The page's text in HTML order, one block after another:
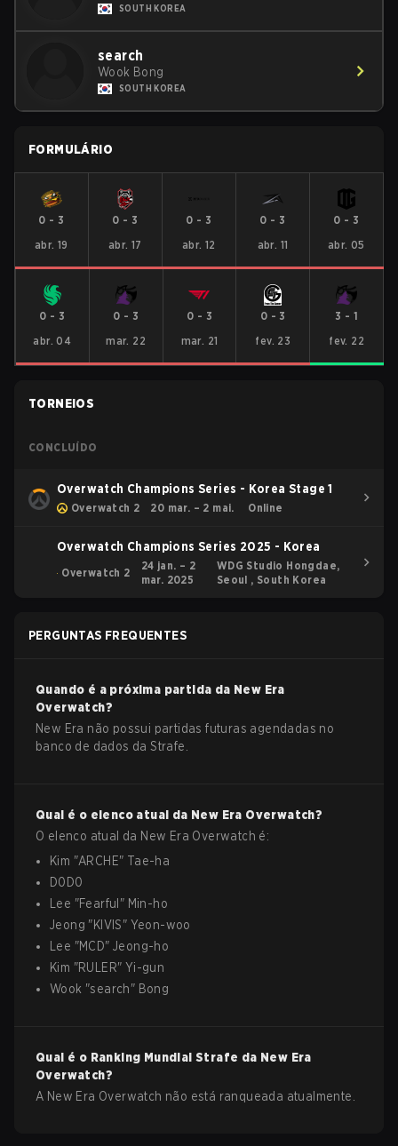
SOUTH KOREA
search
Wook Bong
SOUTH KOREA
FORMULÁRIO
0 - 3
abr. 19
0 - 3
abr. 17
0 - 3
abr. 12
0 - 3
abr. 11
0 - 3
abr. 05
0 - 3
abr. 04
0 - 3
mar. 22
0 - 3
mar. 21
0 - 3
fev. 23
3 - 1
fev. 22
TORNEIOS
CONCLUÍDO
Overwatch Champions Series - Korea Stage 1
Overwatch 2 20 mar. – 2 mai. Online
Overwatch Champions Series 2025 - Korea
Overwatch 2
24 jan. – 2
mar. 2025
WDG Studio Hongdae,
Seoul , South Korea
PERGUNTAS FREQUENTES
Quando é a próxima partida da New Era
Overwatch?
New Era não possui partidas futuras agendadas no
banco de dados da Strafe.
Qual é o elenco atual da New Era Overwatch?
O elenco atual da New Era Overwatch é:
Kim "ARCHE" Tae-ha
D0D0
Lee "Fearful " Min-ho
Jeong "KIVIS" Yeon-woo
Lee "MCD"Jeong-ho
Kim "RULER" Yi-gun
Wook "search" Bong
Qual é o Ranking Mundial Strafe da New Era
Overwatch?
A New Era Overwatch não está ranqueada atualmente.